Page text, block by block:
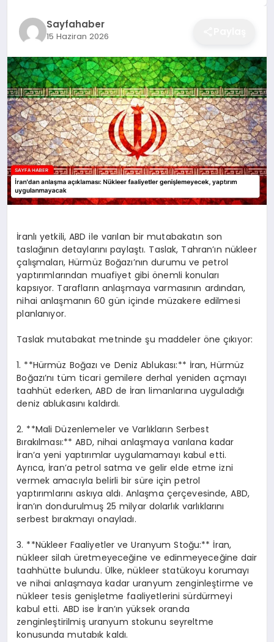
EKONOMI
SAĞLIK
SPOR
YAŞAM
DIĞER
Sayfahaber
15 Haziran 2026
İranlı yetkili, ABD ile varılan bir mutabakatın son
taslağının detaylarını paylaştı. Taslak, Tahran’ın nükleer
çalışmaları, Hürmüz Boğazı’nın durumu ve petrol
yaptırımlarından muafiyet gibi önemli konuları
kapsıyor. Tarafların anlaşmaya varmasının ardından,
nihai anlaşmanın 60 gün içinde müzakere edilmesi
planlanıyor.
Taslak mutabakat metninde şu maddeler öne çıkıyor:
1. **Hürmüz Boğazı ve Deniz Ablukası:** İran, Hürmüz
Boğazı’nı tüm ticari gemilere derhal yeniden açmayı
taahhüt ederken, ABD de İran limanlarına uyguladığı
deniz ablukasını kaldırdı.
2. **Mali Düzenlemeler ve Varlıkların Serbest
Bırakılması:** ABD, nihai anlaşmaya varılana kadar
İran’a yeni yaptırımlar uygulamamayı kabul etti.
Ayrıca, İran’a petrol satma ve gelir elde etme izni
vermek amacıyla belirli bir süre için petrol
yaptırımlarını askıya aldı. Anlaşma çerçevesinde, ABD,
İran’ın dondurulmuş 25 milyar dolarlık varlıklarını
serbest bırakmayı onayladı.
3. **Nükleer Faaliyetler ve Uranyum Stoğu:** İran,
nükleer silah üretmeyeceğine ve edinmeyeceğine dair
taahhütte bulundu. Ülke, nükleer statükoyu korumayı
ve nihai anlaşmaya kadar uranyum zenginleştirme ve
nükleer tesis genişletme faaliyetlerini sürdürmeyi
kabul etti. ABD ise İran’ın yüksek oranda
zenginleştirilmiş uranyum stokunu seyreltme
konusunda mutabık kaldı.